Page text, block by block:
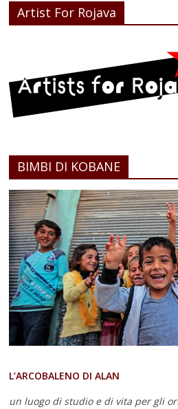
Artist For Rojava
BIMBI DI KOBANE
L’ARCOBALENO DI ALAN
un luogo di studio e di vita per gli